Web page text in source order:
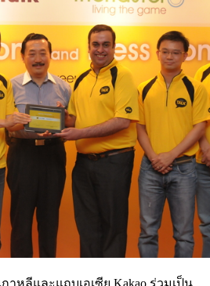
หลีและแถบเอเซีย Kakao ร่วมเป็น